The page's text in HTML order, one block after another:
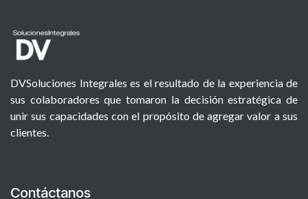
DVSoluciones Integrales es el resultado de la experiencia de
sus colaboradores que tomaron la decisión estratégica de
unir sus capacidades con el propósito de agregar valor a sus
clientes.
Contáctanos